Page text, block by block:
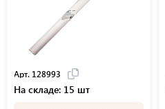
Арт. 128993
На складе: 15 шт